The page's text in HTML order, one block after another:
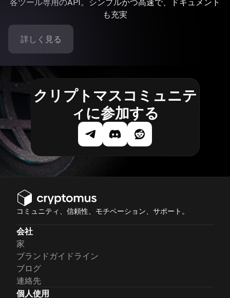
各ツール専用のAPI。シンプルかつ高速で、ドキュメント
も充実
詳しく見る
クリプトマスコミュニテ
ィに参加する
コミュニティ、信頼性、モチベーション、サポート。
会社
家
ブランドガイドライン
ブログ
連絡先
個人使用